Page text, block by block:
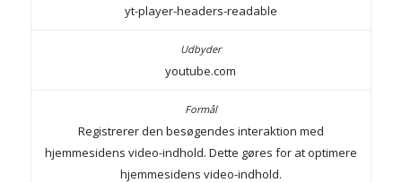
yt-player-headers-readable
youtube.com
Registrerer den besøgendes interaktion med
hjemmesidens video-indhold. Dette gøres for at optimere
hjemmesidens video-indhold.